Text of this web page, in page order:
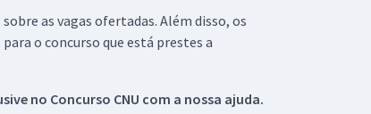
as vagas ofertadas. Além disso, os
o concurso que está prestes a
no Concurso CNU com a nossa ajuda.